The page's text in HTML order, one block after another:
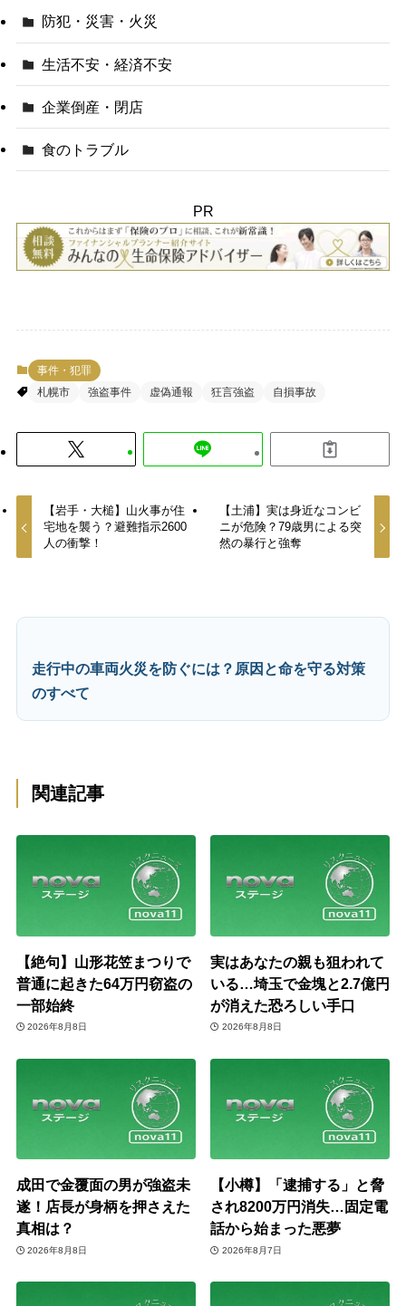
防犯・災害・火災
生活不安・経済不安
企業倒産・閉店
食のトラブル
PR
事件・犯罪
札幌市
強盗事件 虚偽通報 狂言強盗 自損事故
【岩手・大槌】山火事が住
宅地を襲う？避難指示2600
人の衝撃！
【土浦】実は身近なコンビ
ニが危険？79歳男による突
然の暴行と強奪
走行中の車両火災を防ぐには？原因と命を守る対策
のすべて
関連記事
【絶句】山形花笠まつりで
普通に起きた64万円窃盗の
一部始終
2026年8月8日
実はあなたの親も狙われて
いる…埼玉で金塊と2.7億円
が消えた恐ろしい手口
2026年8月8日
成田で金覆面の男が強盗未
遂！店長が身柄を押さえた
真相は？
2026年8月8日
【小樽】「逮捕する」と脅
され8200万円消失…固定電
話から始まった悪夢
2026年8月7日